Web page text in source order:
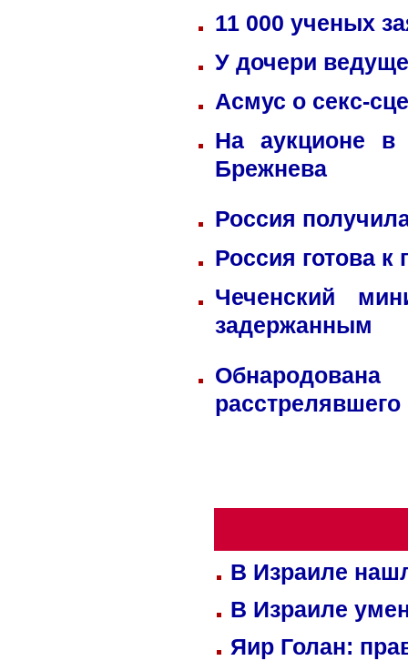
11 000 ученых
У дочери
Асмус о секс-
На аукционе в
Брежнева
Россия
Россия готова к
Чеченский
задержанным
В Израиле
В Израиле
Яир Голан: